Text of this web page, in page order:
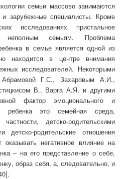
семьи массово занимаются
и зарубежные специалисты. Кроме
исследованиях пристальное
неполным семьям. Проблема
в семье является одной из
находится в центре внимания
исследователей. Некоторыми
Абрамовой Г.С., Захаровым А.И.,
В., Варга А.Я. и другими
фактор эмоционального и
ребенка это семейная среда,
детско-родительскими
детско-родительские отношения
негативное влияние на
– на его представление о себе,
образ себя, а, следовательно, и